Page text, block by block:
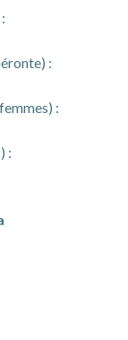
:
:
: